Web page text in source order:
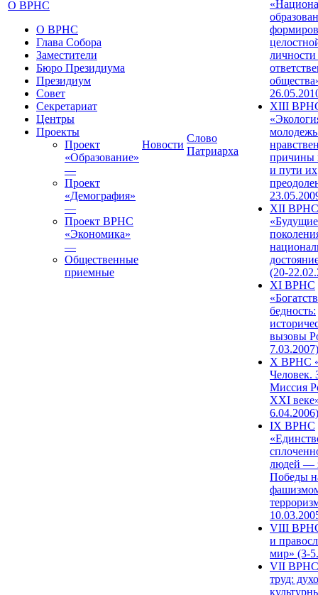
О ВРНС
О ВРНС
Глава Собора
Заместители
Бюро Президиума
Президиум
Совет
Секретариат
Центры
Проекты
Проект
«Образование»
—
Проект
«Демография»
—
Проект ВРНС
«Экономика»
—
Общественные
приемные
Новости
Слово
Патриарха
XIII
причины
и пути их
XII ВРНС
«Будущие
(20-
XI ВРНС
бедность:
вызовы
7.03.2007)
X ВРНС
Человек.
Миссия
XXI
6.04.2006)
IX ВРНС
людей —
Победы
VIII
и
мир» (3-
VII ВРНС
труд: